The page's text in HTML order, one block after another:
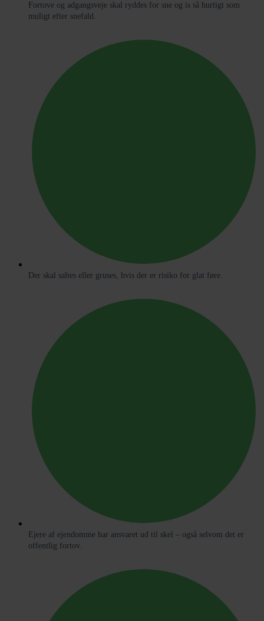
Fortove og adgangsveje skal ryddes for sne og is så hurtigt som
muligt efter snefald.
Der skal saltes eller gruses, hvis der er risiko for glat føre.
Ejere af ejendomme har ansvaret ud til skel – også selvom det er
offentlig fortov.